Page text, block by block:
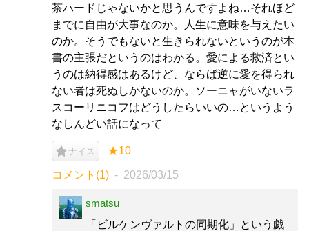
茶ハードじゃないかと思うんですよね…それほど
までに自由が大事なのか。人生に意味を与えたい
のか。そうでもないと生きられないというのが本
書の主張だというのはわかる。愛による救済とい
うのは納得感はあるけど、ならば逆に愛を得られ
ない者は死ぬしかないのか。ソーニャがいないラ
スコーリニコフはどうしたらいいの…というよう
なしんどい話になって
ナイス ★10
コメント(1) 2026/03/15
smatsu
「ビルケンヴァルトの同期化」という戯